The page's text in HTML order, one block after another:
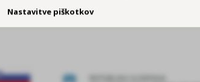
Nastavitve piškotkov